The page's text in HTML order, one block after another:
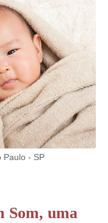
Paulo - SP
Som, uma